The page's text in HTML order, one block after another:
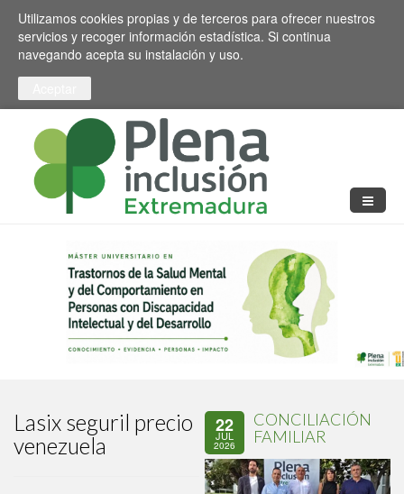
Pasar al contenido principal
Toggle high contrast
Utilizamos cookies propias y de terceros para ofrecer nuestros
servicios y recoger información estadística. Si continua
navegando acepta su instalación y uso.
Lasix seguril precio
venezuela
22
JUL
2026
CONCILIACIÓN
FAMILIAR